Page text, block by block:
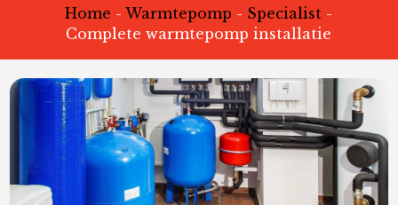
Home -Warmtepomp - Specialist -
Complete warmtepomp installatie